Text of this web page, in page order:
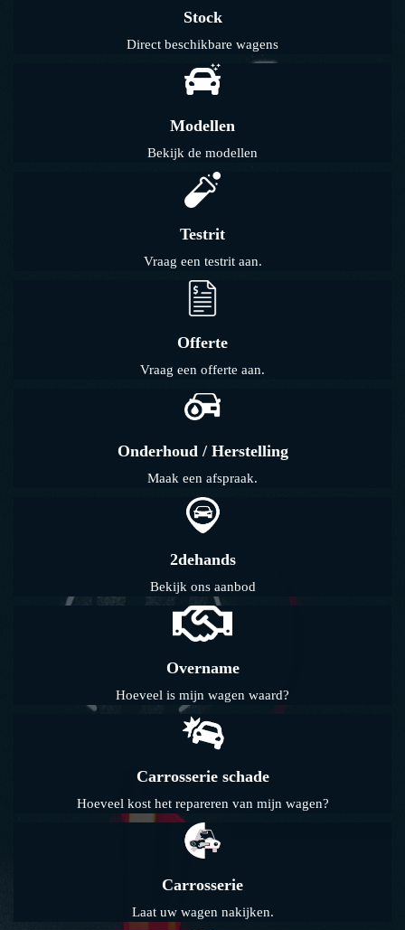
Stock
Direct beschikbare wagens
Modellen
Bekijk de modellen
Testrit
Vraag een testrit aan.
Offerte
Vraag een offerte aan.
Onderhoud / Herstelling
Maak een afspraak.
2dehands
Bekijk ons aanbod
Overname
Hoeveel is mijn wagen waard?
Carrosserie schade
Hoeveel kost het repareren van mijn wagen?
Carrosserie
Laat uw wagen nakijken.